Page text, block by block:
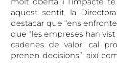
aquest sentit, la
destacar que “ens
que “les empreses han
cadenes de valor: cal
prenen decisions”; així